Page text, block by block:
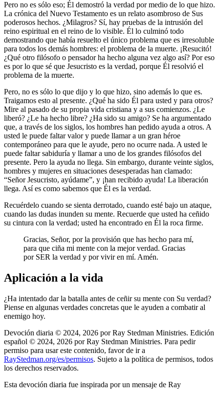
Pero no es sólo eso; Él demostró la verdad por medio de lo que hizo.
La crónica del Nuevo Testamento es un relato asombroso de Sus
poderosos hechos. ¿Milagros? Sí, hay pruebas de la intrusión del
reino espiritual en el reino de lo visible. Él lo culminó todo
demostrando que había resuelto el único problema que es irresoluble
para todos los demás hombres: el problema de la muerte. ¡Resucitó!
¿Qué otro filósofo o pensador ha hecho alguna vez algo así? Por eso
es por lo que sé que Jesucristo es la verdad, porque Él resolvió el
problema de la muerte.
Pero, no es sólo lo que dijo y lo que hizo, sino además lo que es.
Traigamos esto al presente. ¿Qué ha sido Él para usted y para otros?
Mire al pasado de su propia vida cristiana y a sus comienzos. ¿Le
liberó? ¿Le ha hecho libre? ¿Ha sido su amigo? Se ha argumentado
que, a través de los siglos, los hombres han pedido ayuda a otros. A
usted le puede faltar valor y puede llamar a un gran héroe
contemporáneo para que le ayude, pero no ocurre nada. A usted le
puede faltar sabiduría y llamar a uno de los grandes filósofos del
presente. Pero la ayuda no llega. Sin embargo, durante veinte siglos,
hombres y mujeres en situaciones desesperadas han clamado:
Señor Jesucristo, ayúdame , y ¡han recibido ayuda! La liberación
llega. Así es como sabemos que Él es la verdad.
Recuérdelo cuando se sienta derrotado, cuando esté bajo un ataque,
cuando las dudas inunden su mente. Recuerde que usted ha ceñido
su cintura con la verdad; usted ha encontrado en Él la roca firme.
Gracias, Señor, por la provisión que has hecho para mí,
para que ciña mi mente con la mejor verdad. Gracias
por SER la verdad y por vivir en mí. Amén.
Aplicación a la vida
¿Ha intentado dar la batalla antes de ceñir su mente con Su verdad?
Piense en algunas verdades concretas que le ayuden a combatir al
enemigo hoy.
Devoción diaria © 2024, 2026 por Ray Stedman Ministries. Edición
español © 2024, 2026 por Ray Stedman Ministries. Para pedir
permiso para usar este contenido, favor de ir a
RayStedman.org/es/permisos. Sujeto a la política de permisos, todos
los derechos reservados.
Esta devoción diaria fue inspirada por un mensaje de Ray